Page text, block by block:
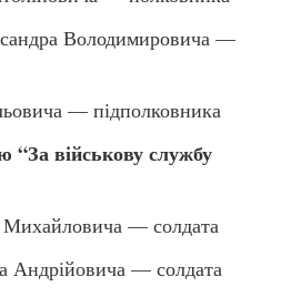
Володимировича —
— підполковника
“За військову службу
— солдата
Андрійовича — солдата